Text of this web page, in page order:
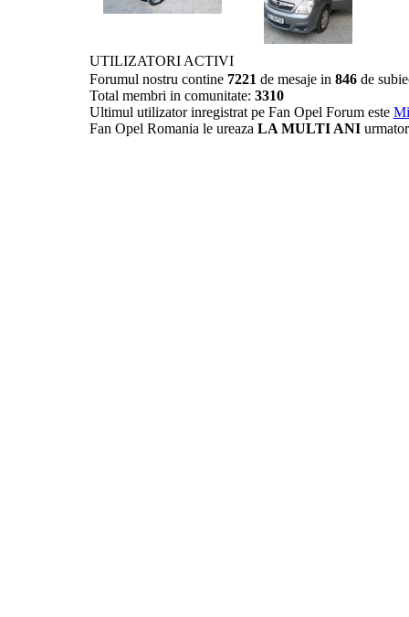
UTILIZATORI ACTIVI
Forumul nostru contine 7221 de mesaje in 846de
Total membri in comunitate: 3310
Ultimul utilizator inregistrat pe Fan Opel Forum este
Fan Opel Romania le ureaza LA MULTI ANI